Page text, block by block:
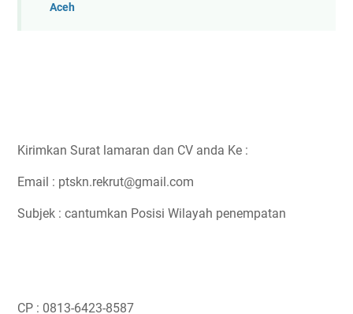
Aceh
Kirimkan Surat lamaran dan CV anda Ke :
Email : ptskn.rekrut@gmail.com
Subjek : cantumkan Posisi Wilayah penempatan
CP : 0813-6423-8587